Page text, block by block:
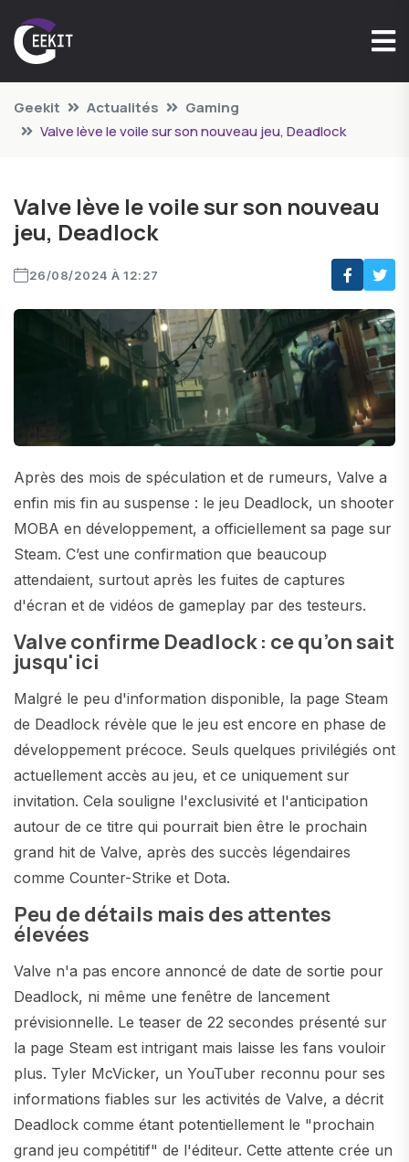
Geekit Actualités
Gaming
Valve lève le voile sur son nouveau jeu, Deadlock
Valve lève le voile sur son nouveau
jeu, Deadlock
26/08/2024 À 12:27
Après des mois de spéculation et de rumeurs, Valve a
enfin mis fin au suspense : le jeu Deadlock, un shooter
MOBA en développement, a officiellement sa page sur
Steam. C’est une confirmation que beaucoup
attendaient, surtout après les fuites de captures
d'écran et de vidéos de gameplay par des testeurs.
Valve confirme Deadlock : ce qu’on sait
jusqu'ici
Malgré le peu d'information disponible, la page Steam
de Deadlock révèle que le jeu est encore en phase de
développement précoce. Seuls quelques privilégiés ont
actuellement accès au jeu, et ce uniquement sur
invitation. Cela souligne l'exclusivité et l'anticipation
autour de ce titre qui pourrait bien être le prochain
grand hit de Valve, après des succès légendaires
comme Counter-Strike et Dota.
Peu de détails mais des attentes
élevées
Valve n'a pas encore annoncé de date de sortie pour
Deadlock, ni même une fenêtre de lancement
prévisionnelle. Le teaser de 22 secondes présenté sur
la page Steam est intrigant mais laisse les fans vouloir
plus. Tyler McVicker, un YouTuber reconnu pour ses
informations fiables sur les activités de Valve, a décrit
Deadlock comme étant potentiellement le "prochain
grand jeu compétitif" de l'éditeur. Cette attente crée un